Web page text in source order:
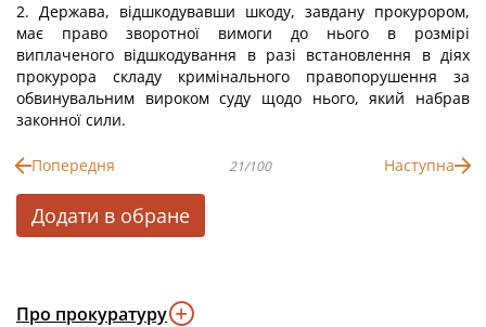
2. Держава, відшкодувавши шкоду, завдану прокурором,
має право зворотної вимоги до нього в розмірі
виплаченого відшкодування в разі встановлення в діях
прокурора складу кримінального правопорушення за
обвинувальним вироком суду щодо нього, який набрав
законної сили.
Попередня 21/100 Наступна
Додати в обране
Про прокуратуру